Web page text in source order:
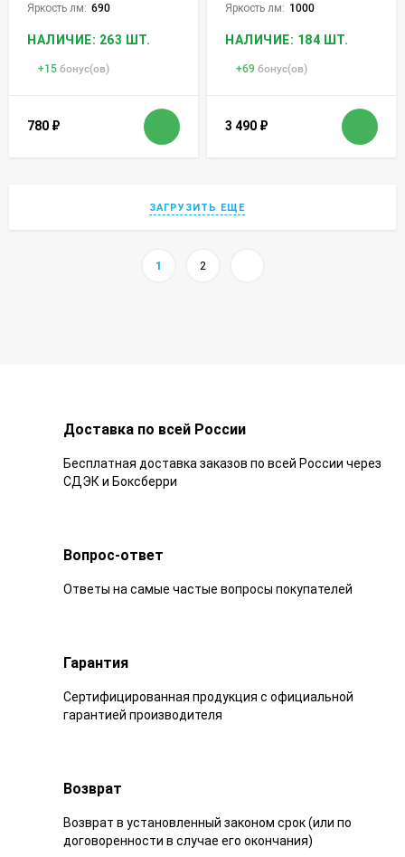
Яркость лм: 690
НАЛИЧИЕ: 263 ШТ.
+15 бонус(ов)
780 ₽
Яркость лм: 1000
НАЛИЧИЕ: 184 ШТ.
+69 бонус(ов)
3 490 ₽
ЗАГРУЗИТЬ ЕЩЕ
1 2
Доставка по всей России
Бесплатная доставка заказов по всей России через
СДЭК и Боксберри
Вопрос-ответ
Ответы на самые частые вопросы покупателей
Гарантия
Сертифицированная продукция с официальной
гарантией производителя
Возврат
Возврат в установленный законом срок (или по
договоренности в случае его окончания)